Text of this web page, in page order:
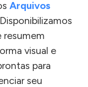
Arquivos
visual e
para
seu